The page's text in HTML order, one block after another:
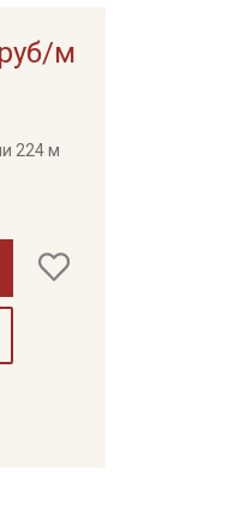
м
224 м